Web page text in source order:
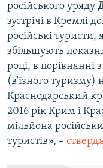
російського уряду
зустрічі в Кремлі
російські туристи,
збільшують
році, в порівнянні
(в'їзного туризму)
Краснодарський
2016 рік Крим і
мільйона
туристів», –